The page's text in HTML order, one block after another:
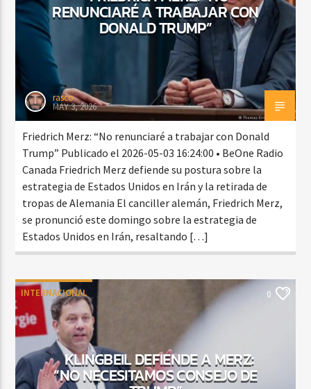
RENUNCIARÉ A TRABAJAR CON
DONALD TRUMP”
rasco
MAY 3, 2026
Friedrich Merz: “No renunciaré a trabajar con Donald
Trump” Publicado el 2026-05-03 16:24:00 • BeOne Radio
Canada Friedrich Merz defiende su postura sobre la
estrategia de Estados Unidos en Irán y la retirada de
tropas de Alemania El canciller alemán, Friedrich Merz,
se pronunció este domingo sobre la estrategia de
Estados Unidos en Irán, resaltando […]
INTERNACIONAL 0
KLINGBEIL DEFIENDE A MERZ:
“NO NECESITAMOS CONSEJO DE